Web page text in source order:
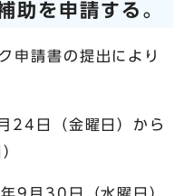
助を申請する。
申請書の提出により
24日（金曜日）から